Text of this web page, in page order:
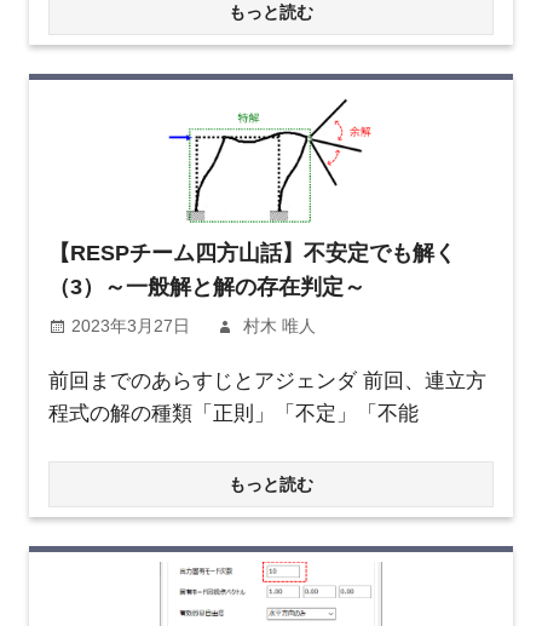
もっと読む
【RESPチーム四方山話】不安定でも解く
（3）～一般解と解の存在判定～
2023年3月27日 村木 唯人
前回までのあらすじとアジェンダ 前回、連立方
程式の解の種類「正則」「不定」「不能
もっと読む